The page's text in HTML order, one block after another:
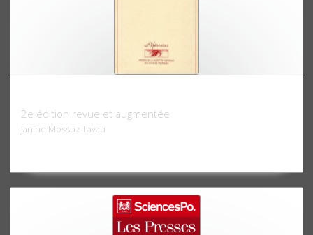
2e édition revue et augmentée
Janine Mossuz-Lavau